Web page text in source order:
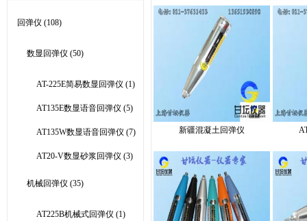
回弹仪 (108)
数显回弹仪 (50)
AT-225E简易数显回弹仪 (1)
AT135E数显语音回弹仪 (5)
AT135W数显语音回弹仪 (7)
AT20-V数显砂浆回弹仪 (3)
机械回弹仪 (35)
AT225B机械式回弹仪 (1)
新疆混凝土回弹仪